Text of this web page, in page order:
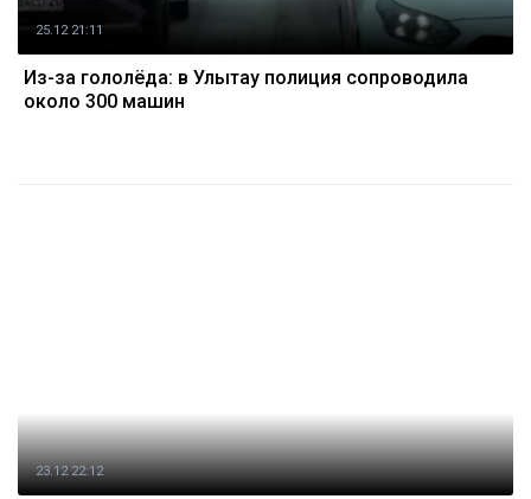
25.12 21:11
Из-за гололёда: в Улытау полиция сопроводила
около 300 машин
23.12 22:12